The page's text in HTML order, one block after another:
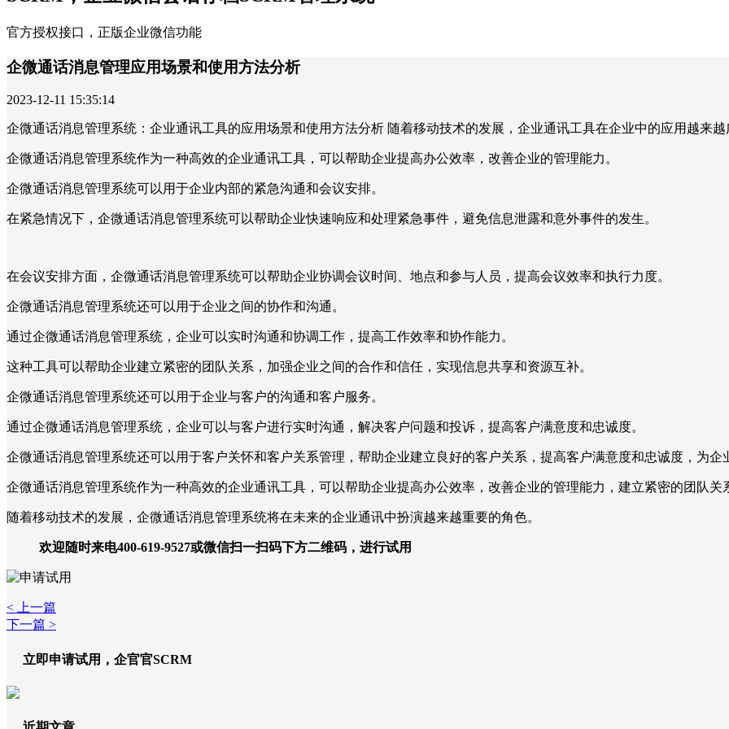
官方授权接口，正版企业微信功能
企微通话消息管理应用场景和使用方法分析
2023-12-11 15:35:14
企微通话消息管理系统：企业通讯工具的应用场景和使用方法分析 随着移动技术的发展，企业通讯工具在企业中的应用越来越
企微通话消息管理系统作为一种高效的企业通讯工具，可以帮助企业提高办公效率，改善企业的管理能力。
企微通话消息管理系统可以用于企业内部的紧急沟通和会议安排。
在紧急情况下，企微通话消息管理系统可以帮助企业快速响应和处理紧急事件，避免信息泄露和意外事件的发生。
在会议安排方面，企微通话消息管理系统可以帮助企业协调会议时间、地点和参与人员，提高会议效率和执行力度。
企微通话消息管理系统还可以用于企业之间的协作和沟通。
通过企微通话消息管理系统，企业可以实时沟通和协调工作，提高工作效率和协作能力。
这种工具可以帮助企业建立紧密的团队关系，加强企业之间的合作和信任，实现信息共享和资源互补。
企微通话消息管理系统还可以用于企业与客户的沟通和客户服务。
通过企微通话消息管理系统，企业可以与客户进行实时沟通，解决客户问题和投诉，提高客户满意度和忠诚度。
企微通话消息管理系统还可以用于客户关怀和客户关系管理，帮助企业建立良好的客户关系，提高客户满意度和忠诚度，为企
企微通话消息管理系统作为一种高效的企业通讯工具，可以帮助企业提高办公效率，改善企业的管理能力，建立紧密的团队
随着移动技术的发展，企微通话消息管理系统将在未来的企业通讯中扮演越来越重要的角色。
欢迎随时来电400-619-9527或微信扫一扫码下方二维码，进行试用
< 上一篇
下一篇 >
立即申请试用，企官官SCRM